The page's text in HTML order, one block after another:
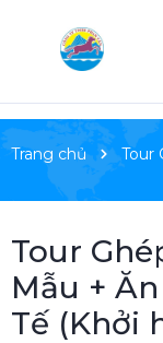
Trang chủ Tour
Tour
Mẫu +
Tế (Khởi